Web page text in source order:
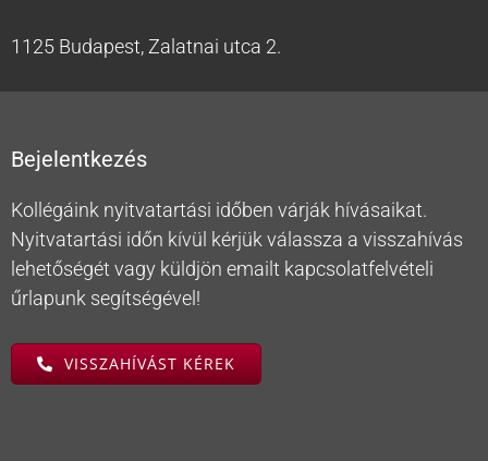
1125 Budapest, Zalatnai utca 2.
Bejelentkezés
Kollégáink nyitvatartási időben várják hívásaikat.
Nyitvatartási időn kívül kérjük válassza a visszahívás
lehetőségét vagy küldjön emailt kapcsolatfelvételi
űrlapunk segítségével!
VISSZAHÍVÁST KÉREK